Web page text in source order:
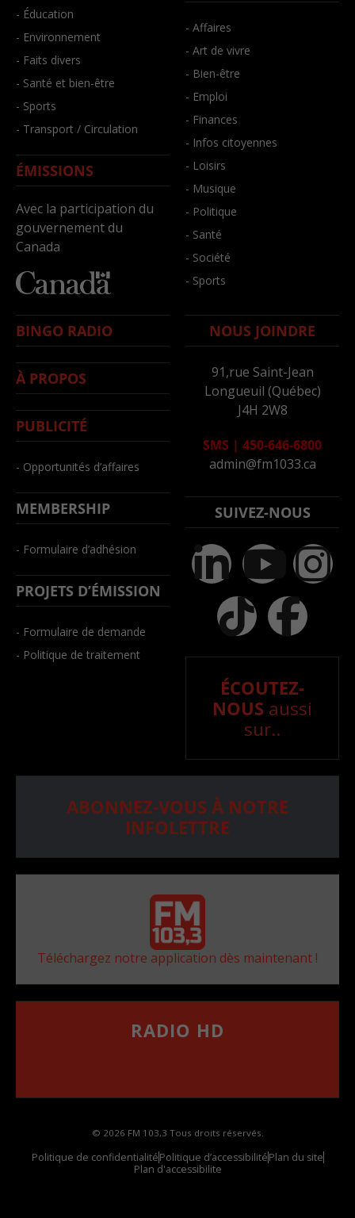
- Éducation
- Environnement
- Faits divers
- Santé et bien-être
- Sports
- Transport / Circulation
ÉMISSIONS
Avec la participation du
gouvernement du
Canada
- Affaires
- Art de vivre
- Bien-être
- Emploi
- Finances
- Infos citoyennes
- Loisirs
- Musique
- Politique
- Santé
- Société
- Sports
BINGO RADIO
À PROPOS
PUBLICITÉ
- Opportunités d’affaires
MEMBERSHIP
- Formulaire d’adhésion
PROJETS D’ÉMISSION
- Formulaire de demande
- Politique de traitement
NOUS JOINDRE
91,rue Saint-Jean
Longueuil (Québec)
J4H 2W8
SMS | 450-646-6800
admin@fm1033.ca
SUIVEZ-NOUS
ÉCOUTEZ-
NOUS aussi
sur..
ABONNEZ-VOUS À NOTRE
INFOLETTRE
Téléchargez notre application dès maintenant !
RADIO HD
© 2026 FM 103,3 Tous droits réservés.
Politique de confidentialitéPolitique d’accessibilitéPlan du site
Plan d'accessibilite